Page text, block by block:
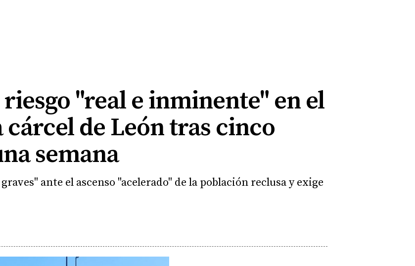
"real e inminente" en el
de León tras cinco
semana
ante el ascenso "acelerado" de la población reclusa y exige